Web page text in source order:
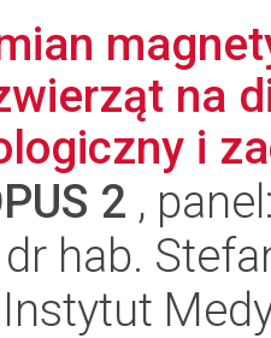
na
i
2 ,
hab.